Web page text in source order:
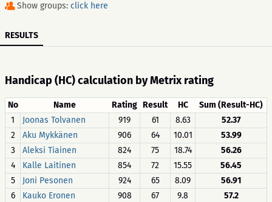
Show groups: click here
RESULTS
Handicap (HC) calculation by Metrix rating
No Name Rating Result HC
Sum (Result-HC)
1
Joonas Tolvanen 919 61 8.63
52.37
2
Aku Mykkänen 906 64 10.01
53.99
3
Aleksi Tiainen 824 75 18.74
56.26
4
Kalle Laitinen 854 72 15.55
56.45
5
Joni Pesonen 924 65 8.09
56.91
6
Kauko Eronen 908 67 9.8
57.2